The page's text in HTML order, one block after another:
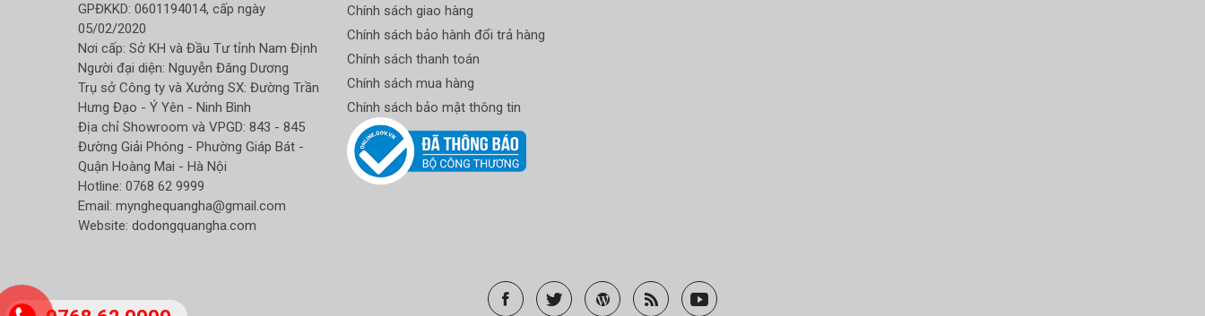
GPĐKKD: 0601194014, cấp ngày
05/02/2020
Nơi cấp: Sở KH và Đầu Tư tỉnh Nam Định
Người đại diện: Nguyễn Đăng Dương
Trụ sở Công ty và Xưởng SX: Đường Trần
Hưng Đạo - Ý Yên - Ninh Bình
Địa chỉ Showroom và VPGD: 843 - 845
Đường Giải Phóng - Phường Giáp Bát -
Quận Hoàng Mai - Hà Nội
Hotline: 0768 62 9999
Email: mynghequangha@gmail.com
Website: dodongquangha.com
Chính sách giao hàng
Chính sách bảo hành đổi trả hàng
Chính sách thanh toán
Chính sách mua hàng
Chính sách bảo mật thông tin